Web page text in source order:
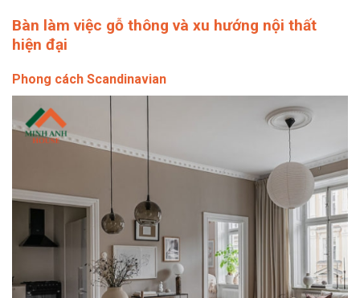
Bàn làm việc gỗ thông và xu hướng nội thất
hiện đại
Phong cách Scandinavian